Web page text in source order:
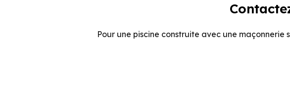
Pour une piscine construite avec une